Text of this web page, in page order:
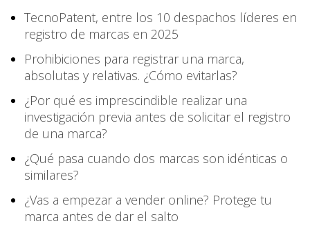
TecnoPatent, entre los 10 despachos líderes en
registro de marcas en 2025
Prohibiciones para registrar una marca,
absolutas y relativas. ¿Cómo evitarlas?
¿Por qué es imprescindible realizar una
investigación previa antes de solicitar el registro
de una marca?
¿Qué pasa cuando dos marcas son idénticas o
similares?
¿Vas a empezar a vender online? Protege tu
marca antes de dar el salto